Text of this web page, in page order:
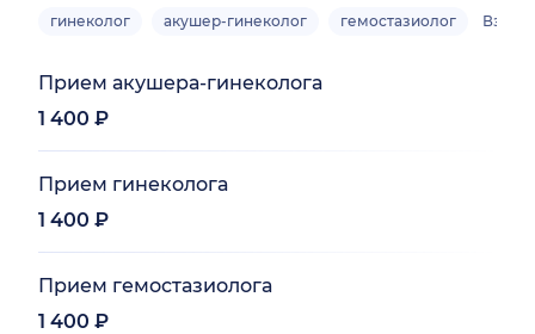
гинеколог акушер-гинеколог гемостазиолог
Прием акушера-гинеколога
1 400 ₽
Прием гинеколога
1 400 ₽
Прием гемостазиолога
1 400 ₽